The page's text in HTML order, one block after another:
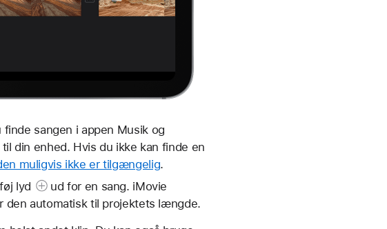
sangen i appen Musik og
din enhed. Hvis du ikke kan finde en
muligvis ikke er tilgængelig.
lyd
ud for en sang. iMovie
den automatisk til projektets længde.